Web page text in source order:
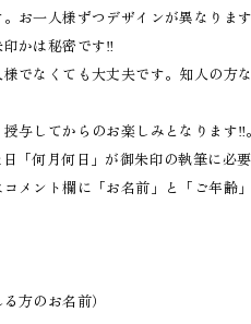
お一人様ずつデザインが異なります
かは秘密です‼︎
でなくても大丈夫です。知人の方
与してからのお楽しみとなります‼︎。
「何月何日」が御朱印の執筆に必
メント欄に「お名前」と「ご年齢
方のお名前）